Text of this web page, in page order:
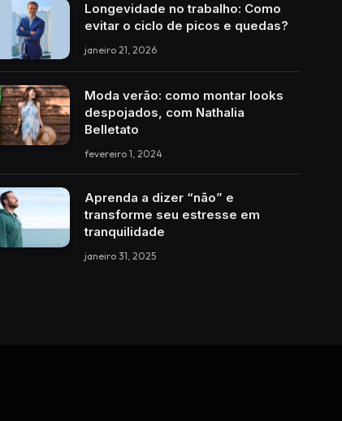
Longevidade no trabalho: Como
evitar o ciclo de picos e quedas?
janeiro 21, 2026
Moda verão: como montar looks
despojados, com Nathalia
Belletato
fevereiro 1, 2024
Aprenda a dizer “não” e
transforme seu estresse em
tranquilidade
janeiro 31, 2025